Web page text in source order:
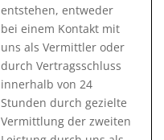
entstehen, entweder
bei einem Kontakt mit
uns als Vermittler oder
durch Vertragsschluss
innerhalb von 24
Stunden durch gezielte
Vermittlung der zweiten